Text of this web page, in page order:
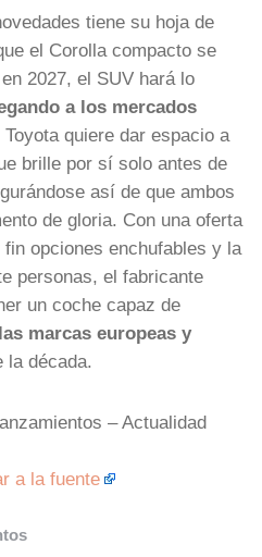
tiene su hoja de
el Corolla compacto se
2027, el SUV hará lo
a los mercados
Toyota quiere dar espacio a
brille por sí solo antes de
así de que ambos
de gloria. Con una oferta
opciones enchufables y la
personas, el fabricante
un coche capaz de
marcas europeas y
la década.
– Actualidad
a la fuente